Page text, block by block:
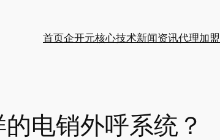
首页企开元核心技术新闻资讯代理加盟
电销外呼系统？